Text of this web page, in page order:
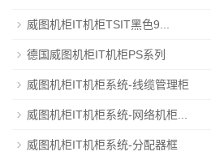
威图机柜IT机柜TSIT黑色9...
德国威图机柜IT机柜PS系列
威图机柜IT机柜系统-线缆管理柜
威图机柜IT机柜系统-网络机柜...
威图机柜IT机柜系统-分配器框